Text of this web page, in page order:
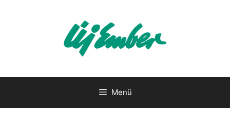
Menü